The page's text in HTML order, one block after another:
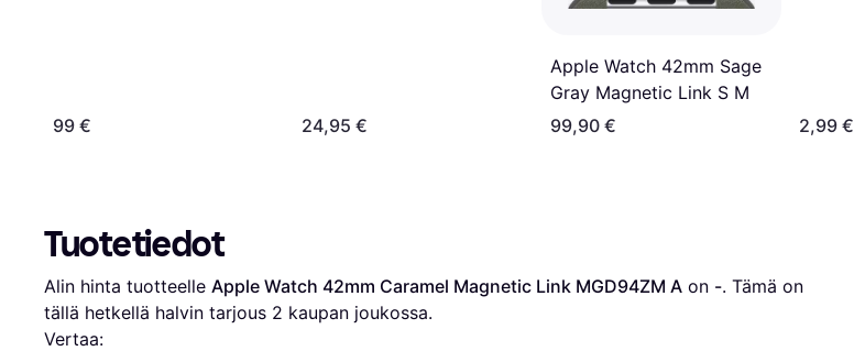
99 € 24,95 €
Apple Watch 42mm Sage
Gray Magnetic Link S M
99,90 €
2,99 €
Tuotetiedot
Alin hinta tuotteelle Apple Watch 42mm Caramel Magnetic Link MGD94ZM A on -. Tämä on
tällä hetkellä halvin tarjous 2 kaupan joukossa.
Vertaa: